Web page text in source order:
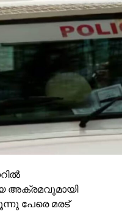
കളം നിറഞ്ഞ
ഫ്രഞ്ചുകാരന്‍
അദ്ദേഹം
ഗോള്‍ കണ്ടിട്ട്.
വര്‍ഷം
ആദ്യ ഗോള്‍
വര്‍ഷം
അതിന്
മെസി
അക്രമവുമായി
പേരെ മരട്